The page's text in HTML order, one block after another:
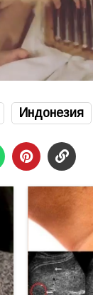
Индонезия